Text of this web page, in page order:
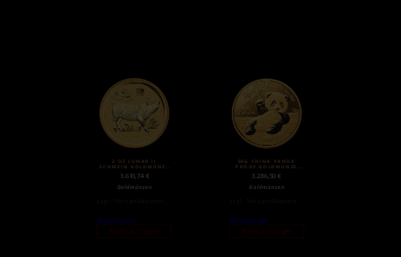
2 OZ LUNAR II
SCHWEIN GOLDMÜNZE
3.610,74 €
Goldmünzen
Weiterlesen
Nicht auf Lager
50G CHINA PANDA
PROOF GOLDMÜNZE
3.286,50€
Goldmünzen
Weiterlesen
Nicht auf Lager